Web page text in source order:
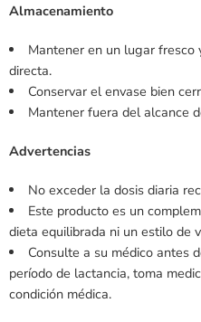
Almacenamiento
Mantener en un lugar fresco
directa.
Conservar el envase bien
Mantener fuera del alcance
Advertencias
No exceder la dosis diaria
Este producto es un
dieta equilibrada ni un estilo de
Consulte a su médico antes
período de lactancia, toma
condición médica.